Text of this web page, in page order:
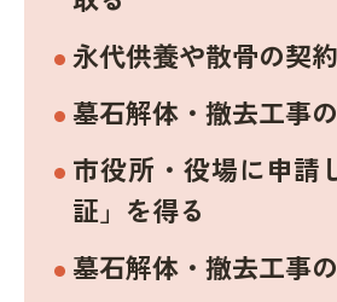
永代供養や散骨の契約
墓石解体・撤去工事
市役所・役場に申請
証」を得る
墓石解体・撤去工事